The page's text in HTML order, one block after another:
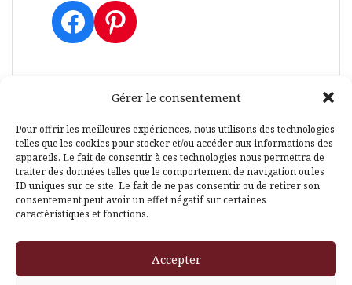
Gérer le consentement
Pour offrir les meilleures expériences, nous utilisons des technologies
telles que les cookies pour stocker et/ou accéder aux informations des
appareils. Le fait de consentir à ces technologies nous permettra de
traiter des données telles que le comportement de navigation ou les
ID uniques sur ce site. Le fait de ne pas consentir ou de retirer son
consentement peut avoir un effet négatif sur certaines
caractéristiques et fonctions.
Accepter
Facebook
Pinterest
Fièrement propulsé par WordPress|ThèmeAmadeuspar
Themeisle